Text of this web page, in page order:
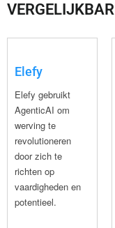
Elefy
Elefy gebruikt
AgenticAI om
werving te
revolutioneren
door zich te
richten op
vaardigheden en
potentieel.